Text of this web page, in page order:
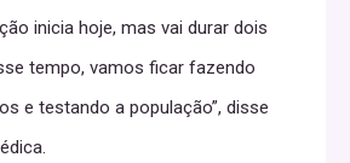
inicia hoje, mas vai durar dois
tempo, vamos ficar fazendo
e testando a população”, disse